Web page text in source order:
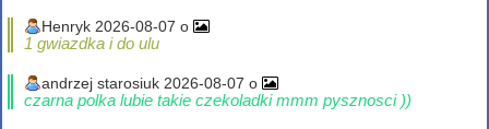
Henryk 2026-08-07 o
1 gwiazdka i do ulu
andrzej starosiuk 2026-08-07 o
czarna polka lubie takie czekoladki mmm pysznosci ))